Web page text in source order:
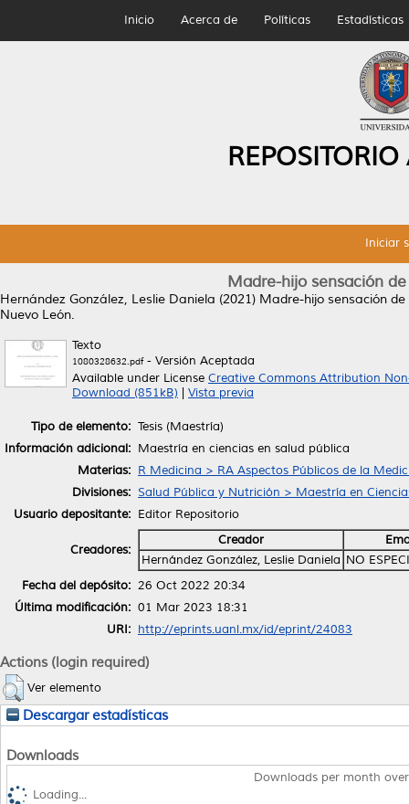
Inicio Acerca de Políticas Estadísticas
Iniciar
Madre-hijo sensación
Hernández González, Leslie Daniela (2021) Madre-hijo sensación
Nuevo León.
Texto
1080328632.pdf- Versión Aceptada
Available under License Creative Commons Attribution
Download (851kB)
Vista previa
Tipo de elemento: Tesis (Maestría)
Información adicional: Maestría en ciencias en salud pública
Materias: R Medicina > RA Aspectos Públicos de la
Divisiones: Salud Pública y Nutrición > Maestría en
Usuario depositante: Editor Repositorio
Creadores:
Creador
Hernández González, Leslie Daniela NO
Fecha del depósito: 26 Oct 2022 20:34
Última modificación: 01 Mar 2023 18:31
URI: http://eprints.uanl.mx/id/eprint/24083
Actions (login required)
Ver elemento
Descargar estadísticas
Downloads
Downloads per month
Loading...